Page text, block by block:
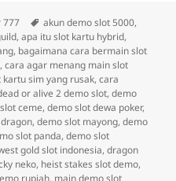
777 Tag
akun demo slot 5000,
,apa itu slot kartu hybrid,
, bagaimana cara bermain slot
,cara agar menang main slot
sim yang rusak,cara
or alive 2 demo slot,demo
ceme,demo slot dewa poker,
,demo slot mayong,demo
slot panda,demo slot
gold slot indonesia,dragon
neko, heist stakes slot demo,
rupiah, main demo slot